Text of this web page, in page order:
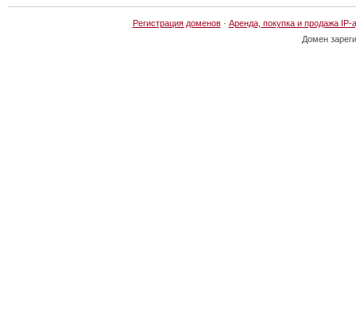
Регистрация доменов· Аренда, покупка и продажа IP-
Домен